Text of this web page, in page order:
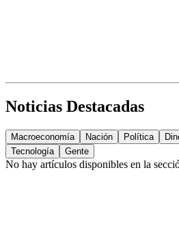
Noticias Destacadas
Macroeconomía Nación Política
Tecnología
Gente
No hay artículos disponibles en la